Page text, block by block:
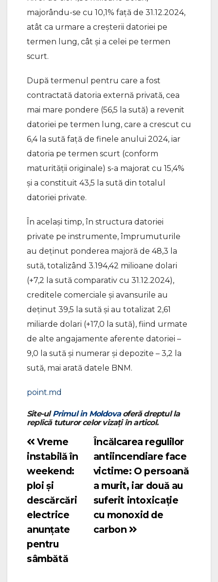
majorându-se cu 10,1% față de 31.12.2024,
atât ca urmare a creșterii datoriei pe
termen lung, cât și a celei pe termen
scurt.
După termenul pentru care a fost
contractată datoria externă privată, cea
mai mare pondere (56,5 la sută) a revenit
datoriei pe termen lung, care a crescut cu
6,4 la sută față de finele anului 2024, iar
datoria pe termen scurt (conform
maturității originale) s-a majorat cu 15,4%
și a constituit 43,5 la sută din totalul
datoriei private.
În același timp, în structura datoriei
private pe instrumente, împrumuturile
au deținut ponderea majoră de 48,3 la
sută, totalizând 3.194,42 milioane dolari
(+7,2 la sută comparativ cu 31.12.2024),
creditele comerciale și avansurile au
deținut 39,5 la sută și au totalizat 2,61
miliarde dolari (+17,0 la sută), fiind urmate
de alte angajamente aferente datoriei –
9,0 la sută și numerar și depozite – 3,2 la
sută, mai arată datele BNM.
point.md
Site-ulPrimul in Moldovaoferă dreptul la
replică tuturor celor vizați în articol.
Navigare
în
articole
Încălcarea regulilor
antiincendiare face
victime: O persoană
a murit, iar două au
suferit intoxicație
cu monoxid de
carbon
Vreme
instabilă în
weekend:
ploi și
descărcări
electrice
anunțate
pentru
sâmbătă